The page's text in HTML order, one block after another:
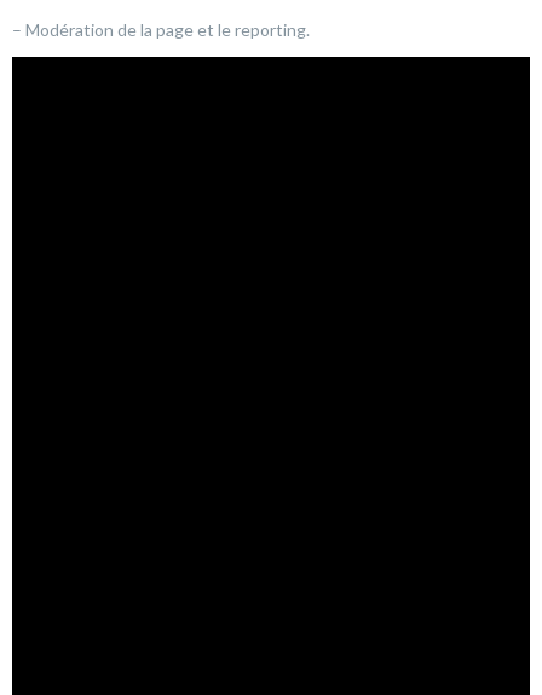
– Modération de la page et le reporting.